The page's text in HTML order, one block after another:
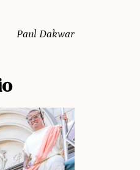
Paul Dakwar